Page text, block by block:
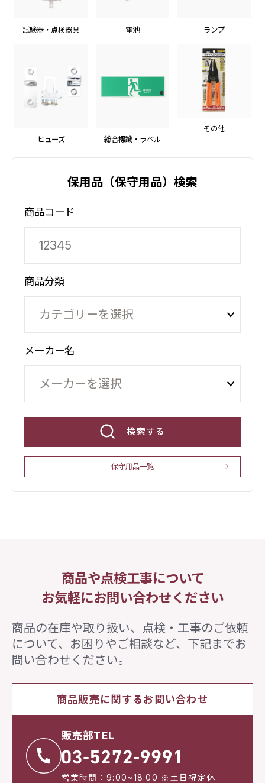
試験器・点検器具 電池 ランプ
ヒューズ 総合標識・ラベル
その他
保用品（保守用品）検索
商品コード
商品分類
メーカー名
検索する
保守用品一覧
商品や点検工事について
お気軽にお問い合わせください
商品の在庫や取り扱い、点検・工事のご依頼
について、 お困りやご相談など、下記までお
問い合わせください。
商品販売に関するお問い合わせ
販売部TEL
営業時間：9:00~18:00 ※土日祝定休